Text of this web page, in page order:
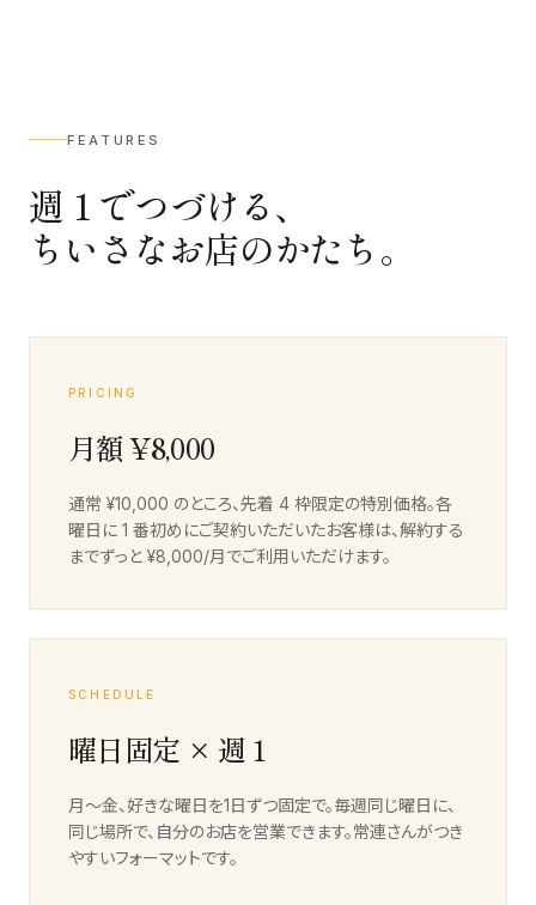
FEATURES
週 1 でつづける、
ちいさなお店のかたち。
PRICING
月額 ¥8,000
通常 ¥10,000 のところ、先着 4 枠限定の特別価格。各
曜日に 1 番初めにご契約いただいたお客様は、解約する
までずっと ¥8,000/月でご利用いただけます。
SCHEDULE
曜日固定 × 週 1
月〜金、好きな曜日を1日ずつ固定で。毎週同じ曜日に、
同じ場所で、自分のお店を営業できます。常連さんがつき
やすいフォーマットです。